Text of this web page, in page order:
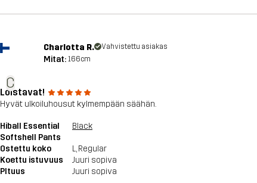
C
Charlotta R. Vahvistettu asiakas
Mitat: 166cm
Loistavat!
Hyvät ulkoiluhousut kylmempään säähän.
Hiball Essential
Softshell Pants
Black
Ostettu koko L, Regular
Koettu istuvuus
Juuri sopiva
PItuus
Juuri sopiva